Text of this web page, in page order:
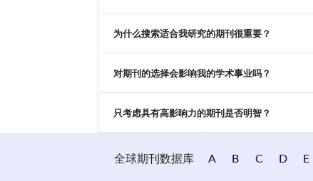
为什么搜索适合我研究的期刊很重要？
对期刊的选择会影响我的学术事业吗？
只考虑具有高影响力的期刊是否明智？
全球期刊数据库 A B C D E